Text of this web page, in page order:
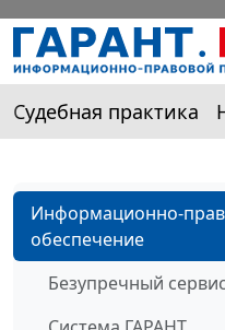
Судебная практика
Информационно-
обеспечение
Безупречный сервис